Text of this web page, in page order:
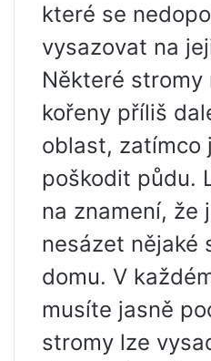
které se
vysazovat na
Některé stromy
kořeny příliš
oblast, zatímco
poškodit půdu.
na znamení, že
nesázet nějaké
domu. V
musíte jasně
stromy lze